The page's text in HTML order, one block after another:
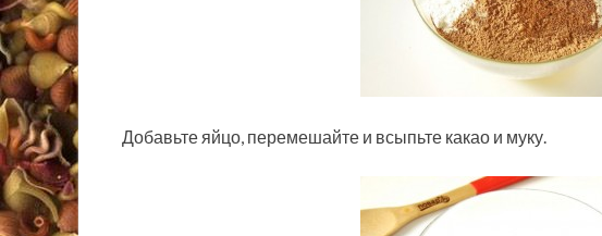
Добавьте яйцо, перемешайте и всыпьте какао и муку.